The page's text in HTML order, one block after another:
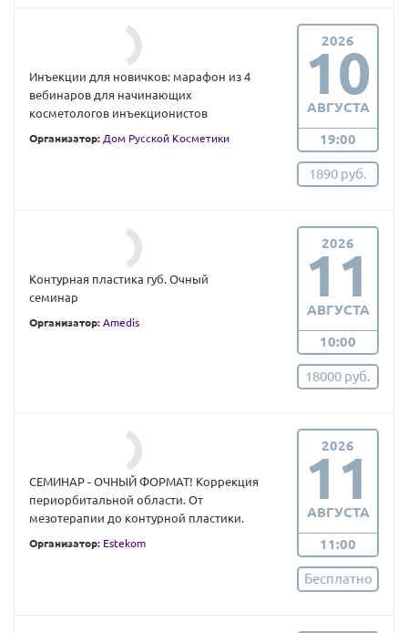
Инъекции для новичков: марафон из 4
вебинаров для начинающих
косметологов инъекционистов
Организатор: Дом Русской Косметики
2026
10
АВГУСТА
19:00
1890 руб.
Контурная пластика губ. Очный
семинар
Организатор: Amedis
2026
11
АВГУСТА
10:00
18000 руб.
СЕМИНАР - ОЧНЫЙ ФОРМАТ! Коррекция
периорбитальной области. От
мезотерапии до контурной пластики.
Организатор: Estekom
2026
11
АВГУСТА
11:00
Бесплатно